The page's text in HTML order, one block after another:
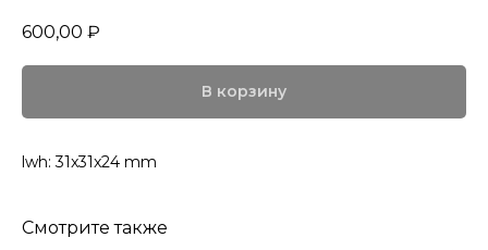
600,00 ₽
В корзину
lwh: 31x31x24 mm
Смотрите также